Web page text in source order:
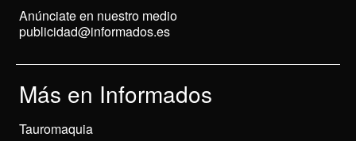
Anúnciate en nuestro medio
publicidad@informados.es
Más en Informados
Tauromaquia